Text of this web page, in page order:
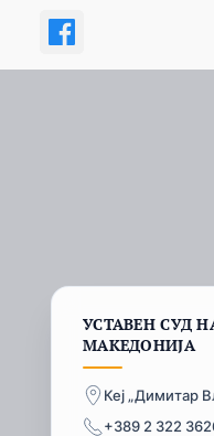
УСТАВЕН СУД
МАКЕДОНИЈА
Кеј „Димитар
+389 2 322